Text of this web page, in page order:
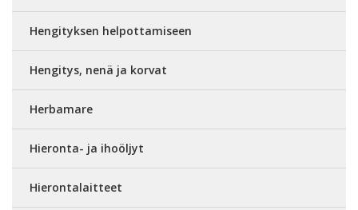
Hengityksen helpottamiseen
Hengitys, nenä ja korvat
Herbamare
Hieronta- ja ihoöljyt
Hierontalaitteet